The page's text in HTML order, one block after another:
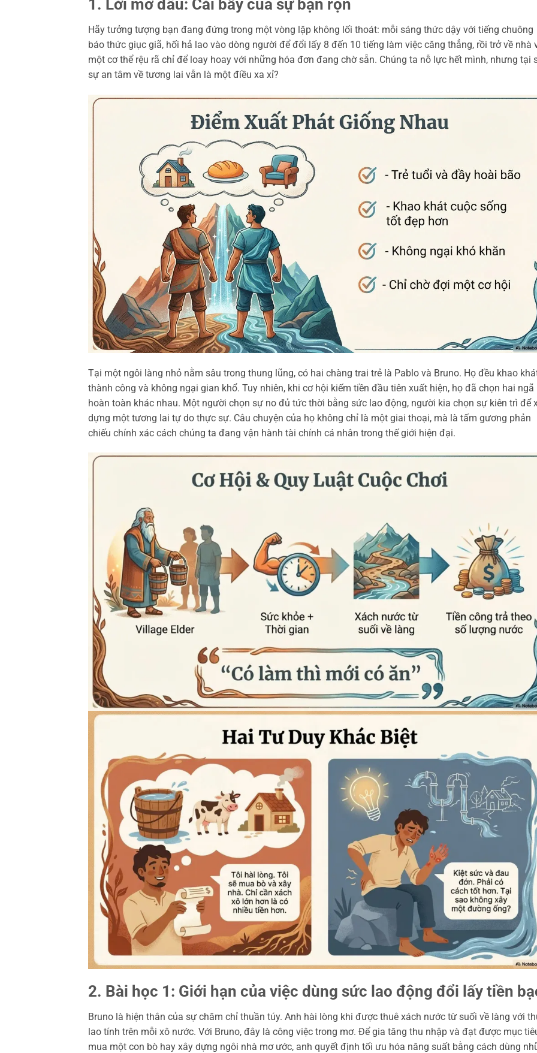
1. Lời mở đầu: Cái bẫy của sự bận rộn
Hãy tưởng tượng bạn đang đứng trong một vòng lặp không lối thoát: mỗi sáng thức dậy với tiếng chuông
báo thức giục giã, hối hả lao vào dòng người để đổi lấy 8 đến 10 tiếng làm việc căng thẳng, rồi trở về nhà
một cơ thể rệu rã chỉ để loay hoay với những hóa đơn đang chờ sẵn. Chúng ta nỗ lực hết mình, nhưng tại
sự an tâm về tương lai vẫn là một điều xa xỉ?
Tại một ngôi làng nhỏ nằm sâu trong thung lũng, có hai chàng trai trẻ là Pablo và Bruno. Họ đều khao
thành công và không ngại gian khổ. Tuy nhiên, khi cơ hội kiếm tiền đầu tiên xuất hiện, họ đã chọn hai ngã
hoàn toàn khác nhau. Một người chọn sự no đủ tức thời bằng sức lao động, người kia chọn sự kiên trì để
dựng một tương lai tự do thực sự. Câu chuyện của họ không chỉ là một giai thoại, mà là tấm gương phản
chiếu chính xác cách chúng ta đang vận hành tài chính cá nhân trong thế giới hiện đại.
2. Bài học 1: Giới hạn của việc dùng sức lao động đổi lấy tiền
Bruno là hiện thân của sự chăm chỉ thuần túy. Anh hài lòng khi được thuê xách nước từ suối về làng với
lao tính trên mỗi xô nước. Với Bruno, đây là công việc trong mơ. Để gia tăng thu nhập và đạt được mục
mua một con bò hay xây dựng ngôi nhà mơ ước, anh quyết định tối ưu hóa năng suất bằng cách dùng